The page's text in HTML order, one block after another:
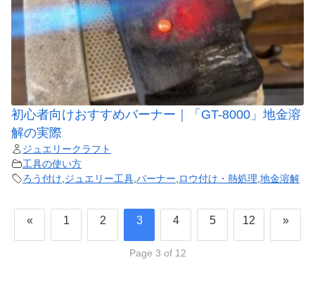
初心者向けおすすめバーナー｜「GT-8000」地金溶
解の実際
ジュエリークラフト
工具の使い方
ろう付け ジュエリー工具 バーナー ロウ付け・熱処理 地金溶解
« 1 2 3 4 5 12 »
Page 3 of 12